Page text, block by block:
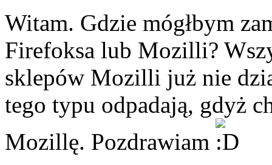
Witam. Gdzie mógłbym
Firefoksa lub Mozilli?
sklepów Mozilli już nie
tego typu odpadają, gdyż
Mozillę. Pozdrawiam